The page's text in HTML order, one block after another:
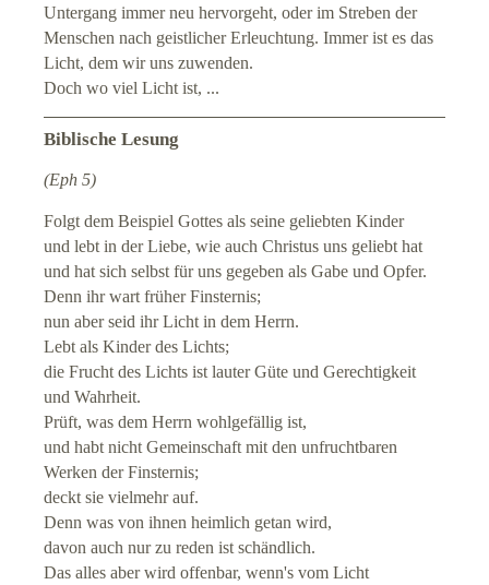
Untergang immer neu hervorgeht, oder im Streben der
Menschen nach geistlicher Erleuchtung. Immer ist es das
Licht, dem wir uns zuwenden.
Doch wo viel Licht ist, ...
Biblische Lesung
(Eph 5)
Folgt dem Beispiel Gottes als seine geliebten Kinder
und lebt in der Liebe, wie auch Christus uns geliebt hat
und hat sich selbst für uns gegeben als Gabe und Opfer.
Denn ihr wart früher Finsternis;
nun aber seid ihr Licht in dem Herrn.
Lebt als Kinder des Lichts;
die Frucht des Lichts ist lauter Güte und Gerechtigkeit
und Wahrheit.
Prüft, was dem Herrn wohlgefällig ist,
und habt nicht Gemeinschaft mit den unfruchtbaren
Werken der Finsternis;
deckt sie vielmehr auf.
Denn was von ihnen heimlich getan wird,
davon auch nur zu reden ist schändlich.
Das alles aber wird offenbar, wenn's vom Licht